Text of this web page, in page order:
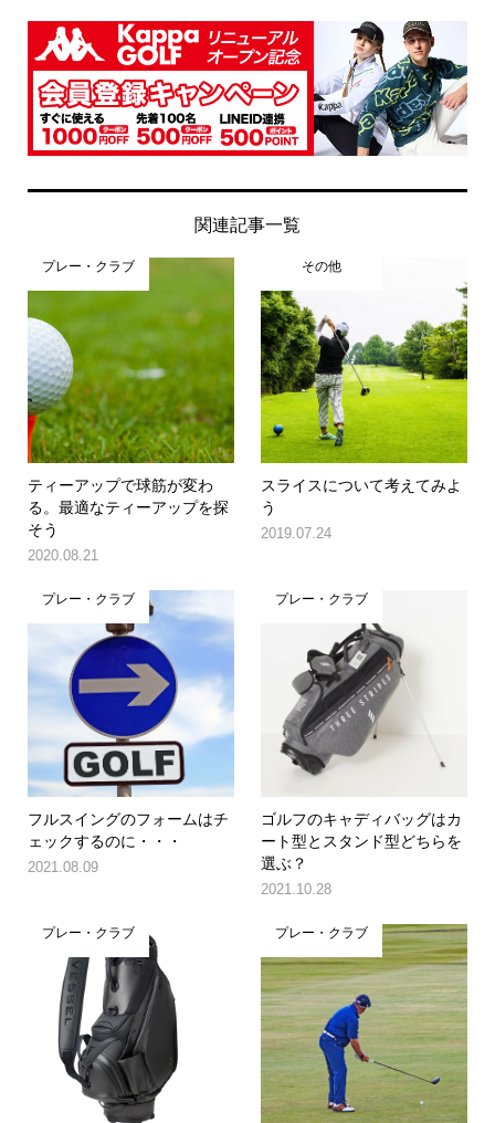
関連記事一覧
プレー・クラブ
ティーアップで球筋が変わ
る。最適なティーアップを探
そう
2020.08.21
その他
スライスについて考えてみよ
う
2019.07.24
プレー・クラブ
フルスイングのフォームはチ
ェックするのに・・・
2021.08.09
プレー・クラブ
ゴルフのキャディバッグはカ
ート型とスタンド型どちらを
選ぶ？
2021.10.28
プレー・クラブ プレー・クラブ